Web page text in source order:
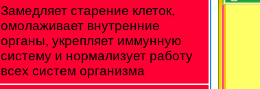
Замедляет старение клеток,
омолаживает внутренние
органы, укрепляет иммунную
систему и нормализует работу
всех систем организма